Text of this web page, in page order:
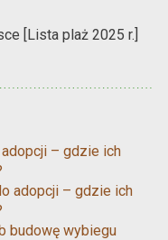
[Lista plaż 2025 r.]
– gdzie ich
adopcji – gdzie ich
budowę wybiegu